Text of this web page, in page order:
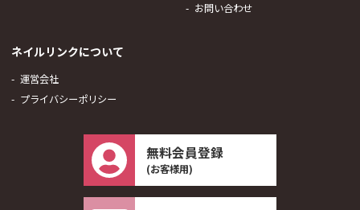
お問い合わせ
ネイルリンクについて
運営会社
プライバシーポリシー
無料会員登録
(お客様用)